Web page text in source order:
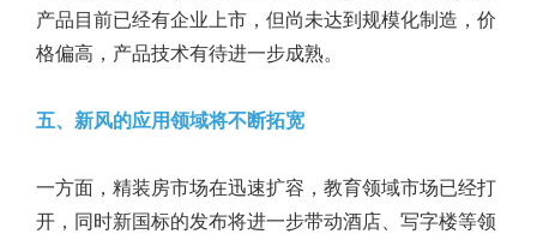
产品目前已经有企业上市，但尚未达到规模化制造，价
格偏高，产品技术有待进一步成熟。
五、新风的应用领域将不断拓宽
一方面，精装房市场在迅速扩容，教育领域市场已经打
开，同时新国标的发布将进一步带动酒店、写字楼等领